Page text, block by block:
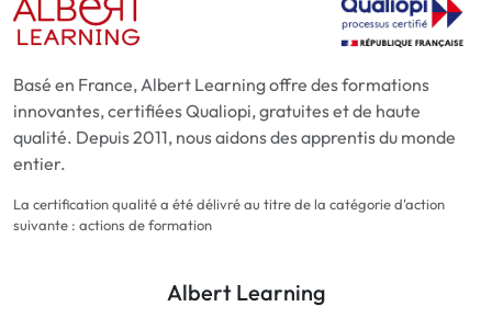
Basé en France, Albert Learning offre des formations
innovantes, certifiées Qualiopi, gratuites et de haute
qualité. Depuis 2011, nous aidons des apprentis du monde
entier.
La certification qualité a été délivré au titre de la catégorie d'action
suivante : actions de formation
Albert Learning